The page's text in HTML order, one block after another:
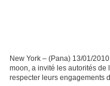
New York – (Pana) 13/01/
moon, a invité les autorités
respecter leurs engagements